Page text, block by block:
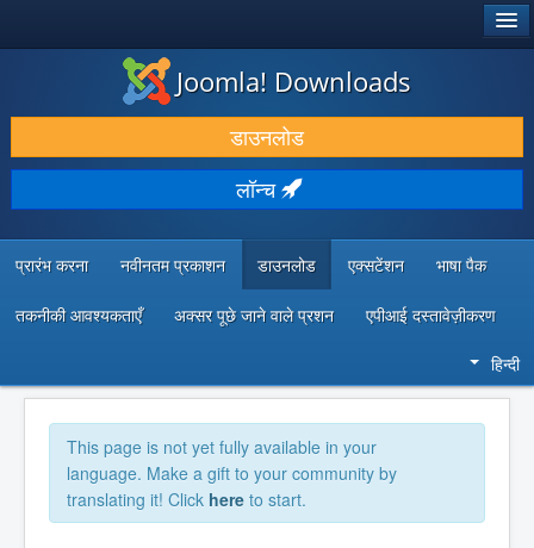
डाउनलोड करें और बढ़ाएं
खोजें और जानें
सामुदायिक समर्थन
डेवलपर संसाधन
Joomla! Downloads
डाउनलोड
लॉन्च
प्रारंभ करना नवीनतम प्रकाशन डाउनलोड एक्सटेंशन भाषा पैक
तकनीकी आवश्यकताएँ अक्सर पूछे जाने वाले प्रशन एपीआई दस्तावेज़ीकरण
हिन्दी
This page is not yet fully available in your
language. Make a gift to your community by
translating it! Click here to start.